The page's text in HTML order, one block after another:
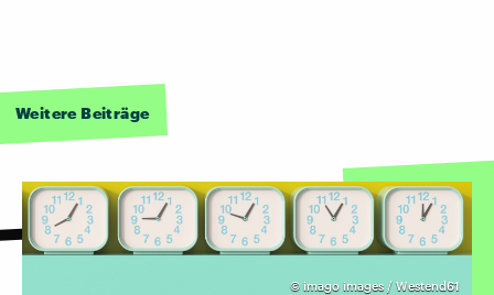
Weitere Beiträge
© imago images / Westend61